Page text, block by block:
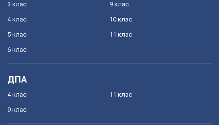
3 клас
4 клас
5 клас
6 клас
9 клас
10 клас
11 клас
ДПА
4 клас
9 клас
11 клас